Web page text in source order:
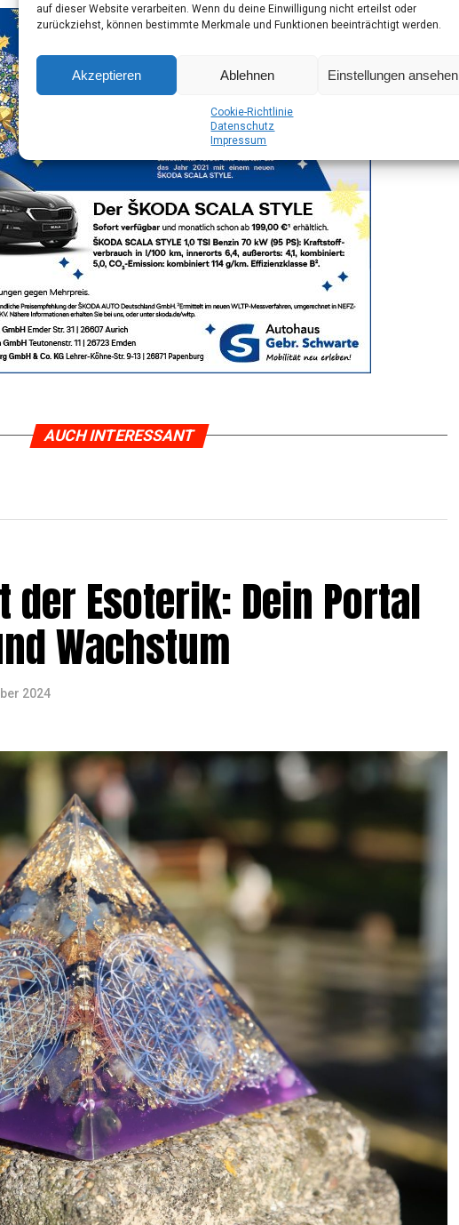
auf dieser Website verarbeiten. Wenn du deine Einwilligung nicht erteilst oder
zurückziehst, können bestimmte Merkmale und Funktionen beeinträchtigt werden.
Akzeptieren Ablehnen Einstellungen ansehen
Coo­kie-Richt­li­nie
Daten­schutz
Impres­sum
AUCH INTERESSANT
der Eso­te­rik: Dein Por­tal
Wachstum
2024